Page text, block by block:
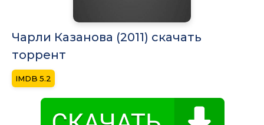
Чарли Казанова (2011) скачать
торрент
5.2